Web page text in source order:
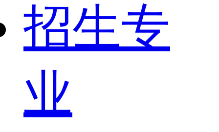
招生专
业